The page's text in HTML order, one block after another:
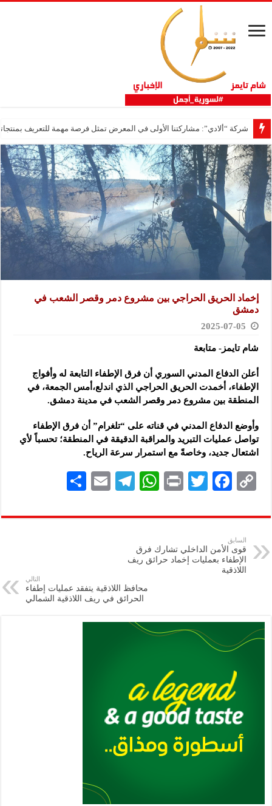
شركة “ألادي”: مشاركتنا الأولى في المعرض تمثل فرصة مهمة للتعريف
إخماد الحريق الحراجي بين مشروع دمر وقصر الشعب في
دمشق
2025-07-05
شام تايمز- متابعة
أعلن الدفاع المدني السوري أن فرق الإطفاء التابعة له وأفواج
الإطفاء، أخمدت الحريق الحراجي الذي اندلع،أمس الجمعة، في
المنطقة بين مشروع دمر وقصر الشعب في مدينة دمشق.
وأوضع الدفاع المدني في قناته على “تلغرام” أن فرق الإطفاء
تواصل عمليات التبريد والمراقبة الدقيقة في المنطقة؛ تحسباً لأي
اشتعال جديد، وخاصةً مع استمرار سرعة الرياح.
C
p
y
Li
n
F
eb
k
T
tt
P
nt
W
at
A
p
Te
gr
E
ai
ar
السابق
قوى الأمن الداخلي تشارك فرق
الإطفاء بعمليات إخماد حرائق ريف
اللاذقية
التالي
محافظ اللاذقية يتفقد عمليات إطفاء
الحرائق في ريف اللاذقية الشمالي